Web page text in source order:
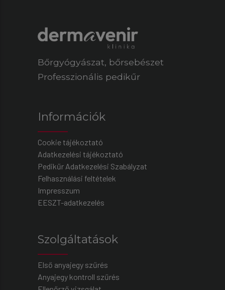
Bőrgyógyászat, bőrsebészet
Professzionális pedikűr
Információk
Cookie tájékoztató
Adatkezelési tájékoztató
Pedikűr Adatkezelési Szabályzat
Felhasználási feltételek
Impresszum
EESZT-adatkezelés
Szolgáltatások
Első anyajegy szűrés
Anyajegy kontroll szűrés